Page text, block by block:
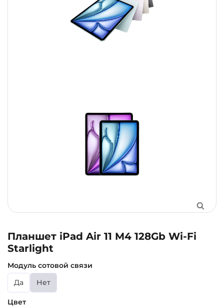
Планшет iPad Air 11 M4 128Gb Wi-Fi
Starlight
Модуль сотовой связи
Да
Нет
Цвет